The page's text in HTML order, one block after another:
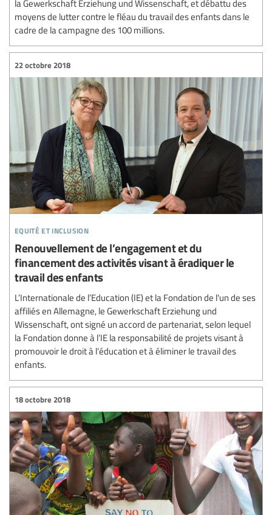
la Gewerkschaft Erziehung und Wissenschaft, et débattu des
moyens de lutter contre le fléau du travail des enfants dans le
cadre de la campagne des 100 millions.
equité et inclusion
22 octobre 2018
Renouvellement de l’engagement et du
financement des activités visant à éradiquer le
travail des enfants
L’Internationale de l’Education (IE) et la Fondation de l'un de ses
affiliés en Allemagne, le Gewerkschaft Erziehung und
Wissenschaft, ont signé un accord de partenariat, selon lequel
la Fondation donne à l’IE la responsabilité de projets visant à
promouvoir le droit à l’éducation et à éliminer le travail des
enfants.
18 octobre 2018